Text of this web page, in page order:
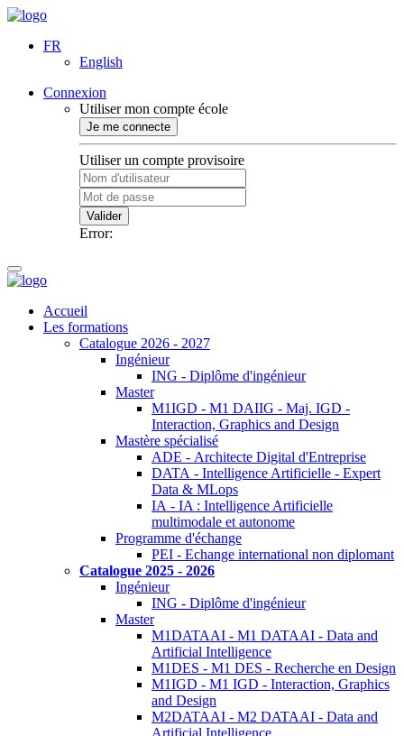
FR
English
Connexion
Utiliser mon compte école
Je me connecte
Utiliser un compte provisoire
Valider
Error:
Accueil
Les formations
Catalogue 2026 - 2027
Ingénieur
ING - Diplôme d'ingénieur
Master
M1IGD - M1 DAIIG - Maj. IGD -
Interaction, Graphics and Design
Mastère spécialisé
ADE - Architecte Digital d'Entreprise
DATA - Intelligence Artificielle - Expert
Data & MLops
IA - IA : Intelligence Artificielle
multimodale et autonome
Programme d'échange
PEI - Echange international non diplomant
Catalogue 2025 - 2026
Ingénieur
ING - Diplôme d'ingénieur
Master
M1DATAAI - M1 DATAAI - Data and
Artificial Intelligence
M1DES - M1 DES - Recherche en Design
M1IGD - M1 IGD - Interaction, Graphics
and Design
M2DATAAI - M2 DATAAI - Data and
Artificial Intelligence